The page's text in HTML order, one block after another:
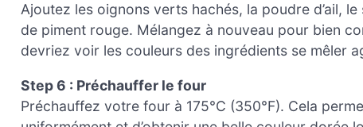
Ajoutez les oignons verts hachés, la poudre d’ail,
de piment rouge. Mélangez à nouveau pour bien
devriez voir les couleurs des ingrédients se mêler
Step 6 : Préchauffer le four
Préchauffez votre four à 175°C (350°F). Cela